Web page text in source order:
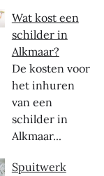
Wat kost een
schilder in
Alkmaar?
De kosten voor
het inhuren
van een
schilder in
Alkmaar...
Spuitwerk